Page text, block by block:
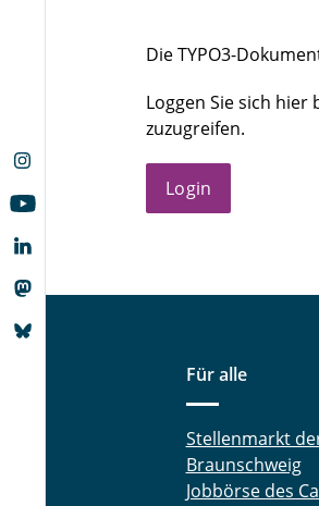
Die TYPO3-
Loggen Sie sich
zuzugreifen.
Login
Für alle
Stellenmarkt
Braunschweig
Jobbörse des